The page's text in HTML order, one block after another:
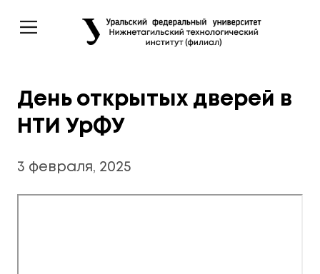
День открытых дверей в
НТИ УрФУ
3 февраля, 2025